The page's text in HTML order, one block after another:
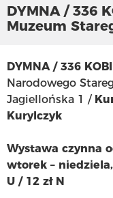
DYMNA / 336
Muzeum
DYMNA / 336
Narodowego
Jagiellońska 1 /
Kurylczyk
Wystawa czynna
wtorek – niedziela,
U / 12 zł N